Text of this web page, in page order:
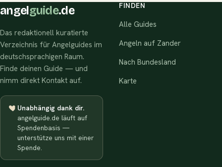
angelguide.de
Das redaktionell kuratierte
Verzeichnis für Angelguides im
deutschsprachigen Raum.
Finde deinen Guide — und
nimm direkt Kontakt auf.
Unabhängig dank dir.
angelguide.de läuft auf
Spendenbasis —
unterstütze uns mit einer
Spende.
FINDEN
Alle Guides
Angeln auf Zander
Nach Bundesland
Karte